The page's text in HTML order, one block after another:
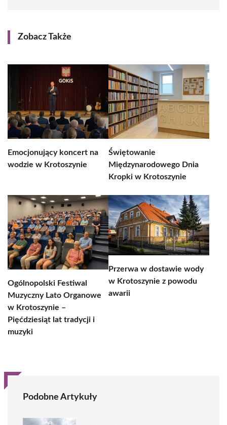
Zobacz Także
Emocjonujący koncert na
wodzie w Krotoszynie
Świętowanie
Międzynarodowego Dnia
Kropki w Krotoszynie
Ogólnopolski Festiwal
Muzyczny Lato Organowe
w Krotoszynie –
Pięćdziesiąt lat tradycji i
muzyki
Przerwa w dostawie wody
w Krotoszynie z powodu
awarii
Podobne Artykuły